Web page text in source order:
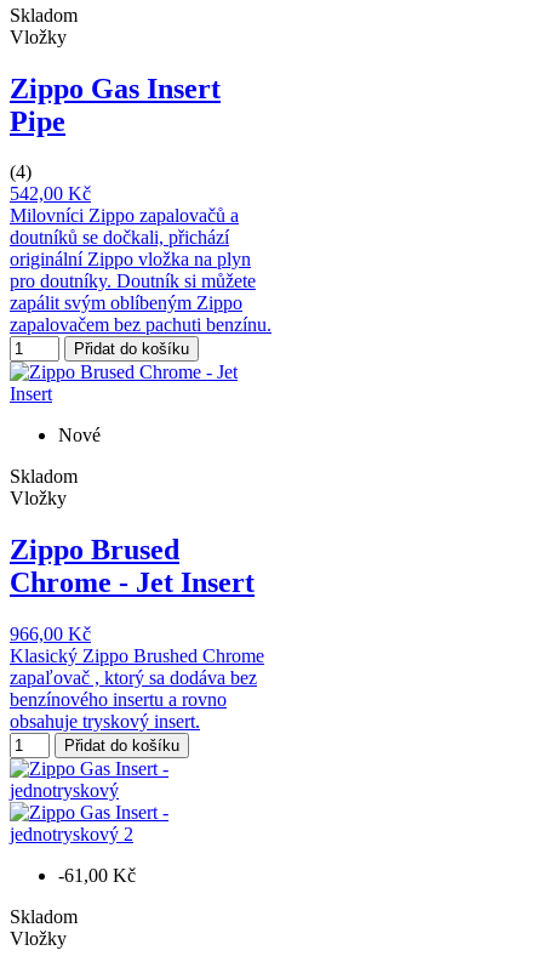
Skladom
Vložky
Zippo Gas Insert
Pipe
(4)
542,00 Kč
Milovníci Zippo zapalovačů a
doutníků se dočkali, přichází
originální Zippo vložka na plyn
pro doutníky. Doutník si můžete
zapálit svým oblíbeným Zippo
zapalovačem bez pachuti benzínu.
Přidat do košíku
Nové
Skladom
Vložky
Zippo Brused
Chrome - Jet Insert
966,00 Kč
Klasický Zippo Brushed Chrome
zapaľovač , ktorý sa dodáva bez
benzínového insertu a rovno
obsahuje tryskový insert.
Přidat do košíku
-61,00 Kč
Skladom
Vložky